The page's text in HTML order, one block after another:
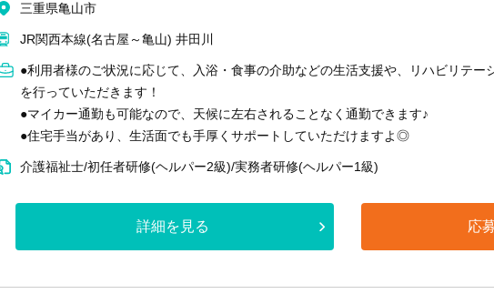
三重県亀山市
JR関西本線(名古屋～亀山) 井田川
●利用者様のご状況に応じて、入浴・食事の介助などの生活支援や、リハビリテー
を行っていただきます！
●マイカー通勤も可能なので、天候に左右されることなく通勤できます♪
●住宅手当があり、生活面でも手厚くサポートしていただけますよ◎
介護福祉士/初任者研修(ヘルパー2級)/実務者研修(ヘルパー1級)
詳細を見る 応